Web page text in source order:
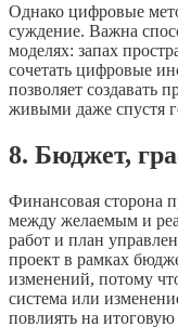
Однако цифровые
суждение. Важна
моделях: запах
сочетать цифровые
позволяет создавать
живыми даже спустя
8. Бюджет,
Финансовая сторона
между желаемым и
работ и план
проект в рамках
изменений, потому
система или
повлиять на итоговую